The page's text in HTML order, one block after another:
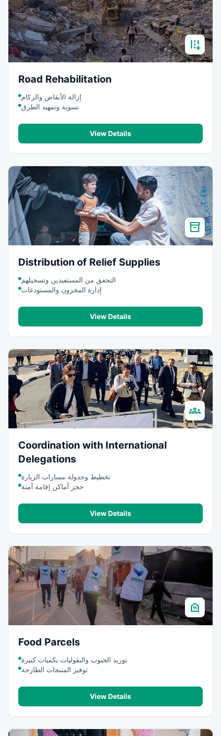
add_road
Road Rehabilitation
إزالة الأنقاض والركام
تسوية وتمهيد الطرق
View Details
inventory_2
Distribution of Relief Supplies
التحقق من المستفيدين وتسجيلهم
إدارة المخزون والمستودعات
View Details
groups
Coordination with International
Delegations
تخطيط وجدولة مسارات الزيارة
حجز أماكن إقامة آمنة
View Details
food_bank
Food Parcels
توريد الحبوب والبقوليات بكميات كبيرة
توفير المنتجات الطازجة
View Details